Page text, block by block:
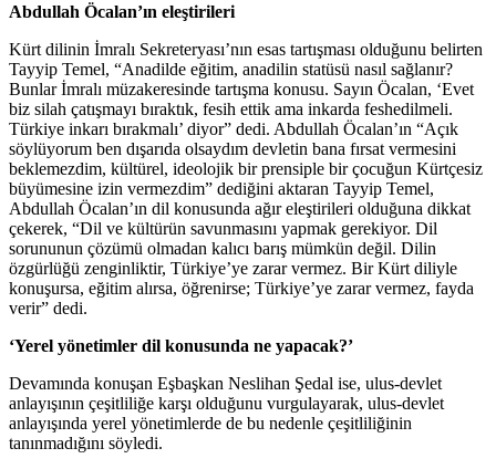
Abdullah Öcalan’ın eleştirileri
Kürt dilinin İmralı Sekreteryası’nın esas tartışması olduğunu belirten
Tayyip Temel, “Anadilde eğitim, anadilin statüsü nasıl sağlanır?
Bunlar İmralı müzakeresinde tartışma konusu. Sayın Öcalan, ‘Evet
biz silah çatışmayı bıraktık, fesih ettik ama inkarda feshedilmeli.
Türkiye inkarı bırakmalı’ diyor” dedi. Abdullah Öcalan’ın “Açık
söylüyorum ben dışarıda olsaydım devletin bana fırsat vermesini
beklemezdim, kültürel, ideolojik bir prensiple bir çocuğun Kürtçesiz
büyümesine izin vermezdim” dediğini aktaran Tayyip Temel,
Abdullah Öcalan’ın dil konusunda ağır eleştirileri olduğuna dikkat
çekerek, “Dil ve kültürün savunmasını yapmak gerekiyor. Dil
sorununun çözümü olmadan kalıcı barış mümkün değil. Dilin
özgürlüğü zenginliktir, Türkiye’ye zarar vermez. Bir Kürt diliyle
konuşursa, eğitim alırsa, öğrenirse; Türkiye’ye zarar vermez, fayda
verir” dedi.
‘Yerel yönetimler dil konusunda ne yapacak?’
Devamında konuşan Eşbaşkan Neslihan Şedal ise, ulus-devlet
anlayışının çeşitliliğe karşı olduğunu vurgulayarak, ulus-devlet
anlayışında yerel yönetimlerde de bu nedenle çeşitliliğinin
tanınmadığını söyledi.